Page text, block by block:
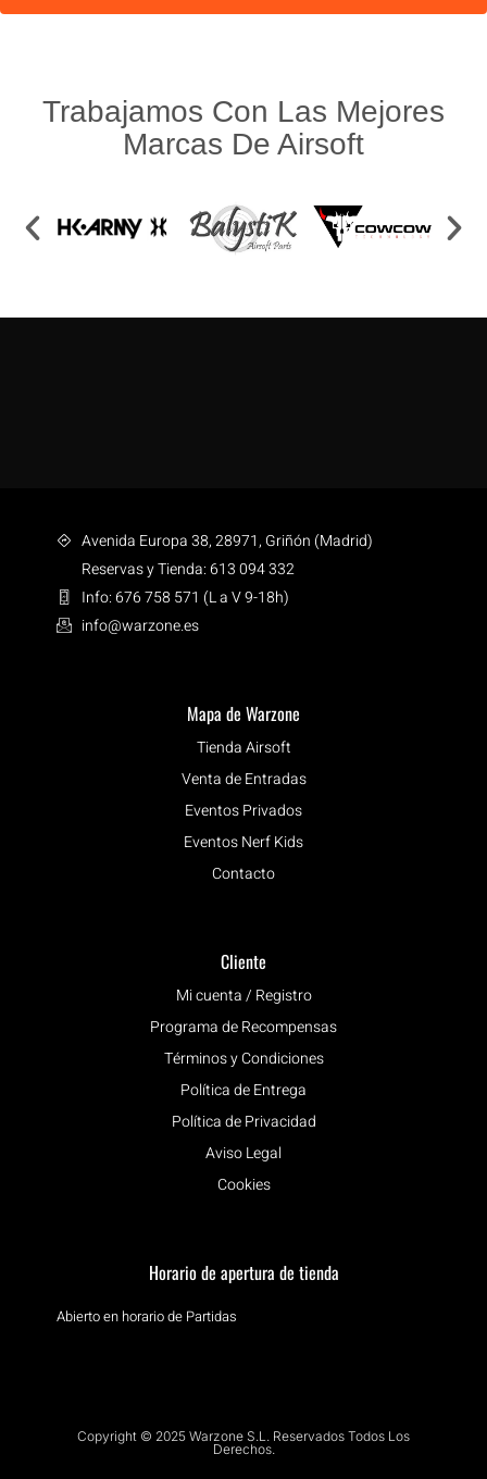
Trabajamos Con Las Mejores
Marcas De Airsoft
Avenida Europa 38, 28971, Griñón (Madrid)
Reservas y Tienda: 613 094 332
Info: 676 758 571 (L a V 9-18h)
info@warzone.es
Mapa de Warzone
Tienda Airsoft
Venta de Entradas
Eventos Privados
Eventos Nerf Kids
Contacto
Cliente
Mi cuenta / Registro
Programa de Recompensas
Términos y Condiciones
Política de Entrega
Política de Privacidad
Aviso Legal
Cookies
Horario de apertura de tienda
Abierto en horario de Partidas
Copyright © 2025 Warzone S.L. Reservados Todos Los
Derechos.